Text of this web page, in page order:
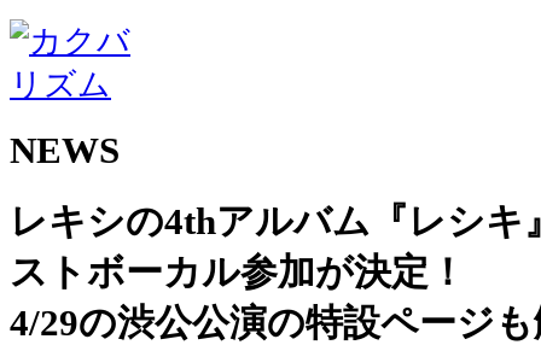
NEWS
レキシの4thアルバム『レシ
ストボーカル参加が決定！
4/29の渋公公演の特設ページ